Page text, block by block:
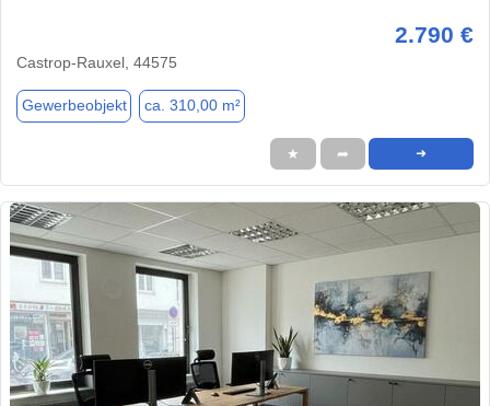
2.790 €
Castrop-Rauxel, 44575
Gewerbeobjekt ca. 310,00 m²
★ ➦ ➜